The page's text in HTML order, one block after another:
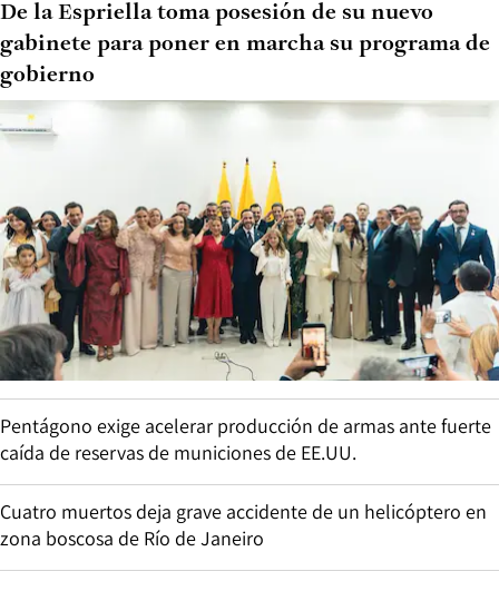
De la Espriella toma posesión de su nuevo
gabinete para poner en marcha su programa de
gobierno
Pentágono exige acelerar producción de armas ante fuerte
caída de reservas de municiones de EE.UU.
Cuatro muertos deja grave accidente de un helicóptero en
zona boscosa de Río de Janeiro